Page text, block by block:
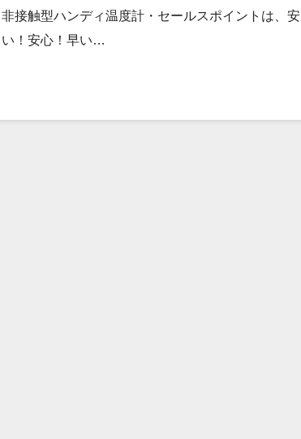
非接触型ハンディ温度計・セールスポイントは、安
い！安心！早い…